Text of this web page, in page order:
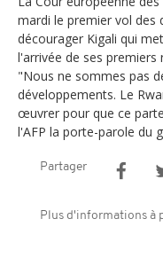
mardi le premier vol des
décourager Kigali qui
l'arrivée de ses premiers
"Nous ne sommes pas
développements. Le
œuvrer pour que ce
l'AFP la porte-parole du
Partager
Plus d'informations à